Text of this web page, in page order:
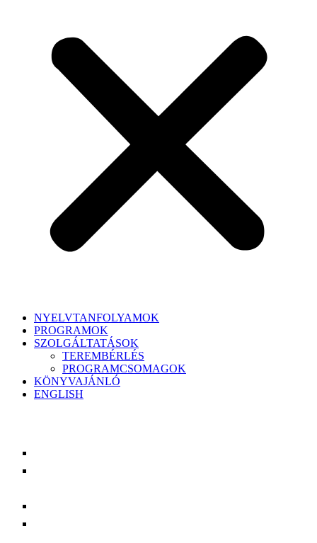
NYELVTANFOLYAMOK
PROGRAMOK
SZOLGÁLTATÁSOK
TEREMBÉRLÉS
PROGRAMCSOMAGOK
KÖNYVAJÁNLÓ
ENGLISH